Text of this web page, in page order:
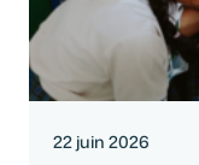
22 juin 2026